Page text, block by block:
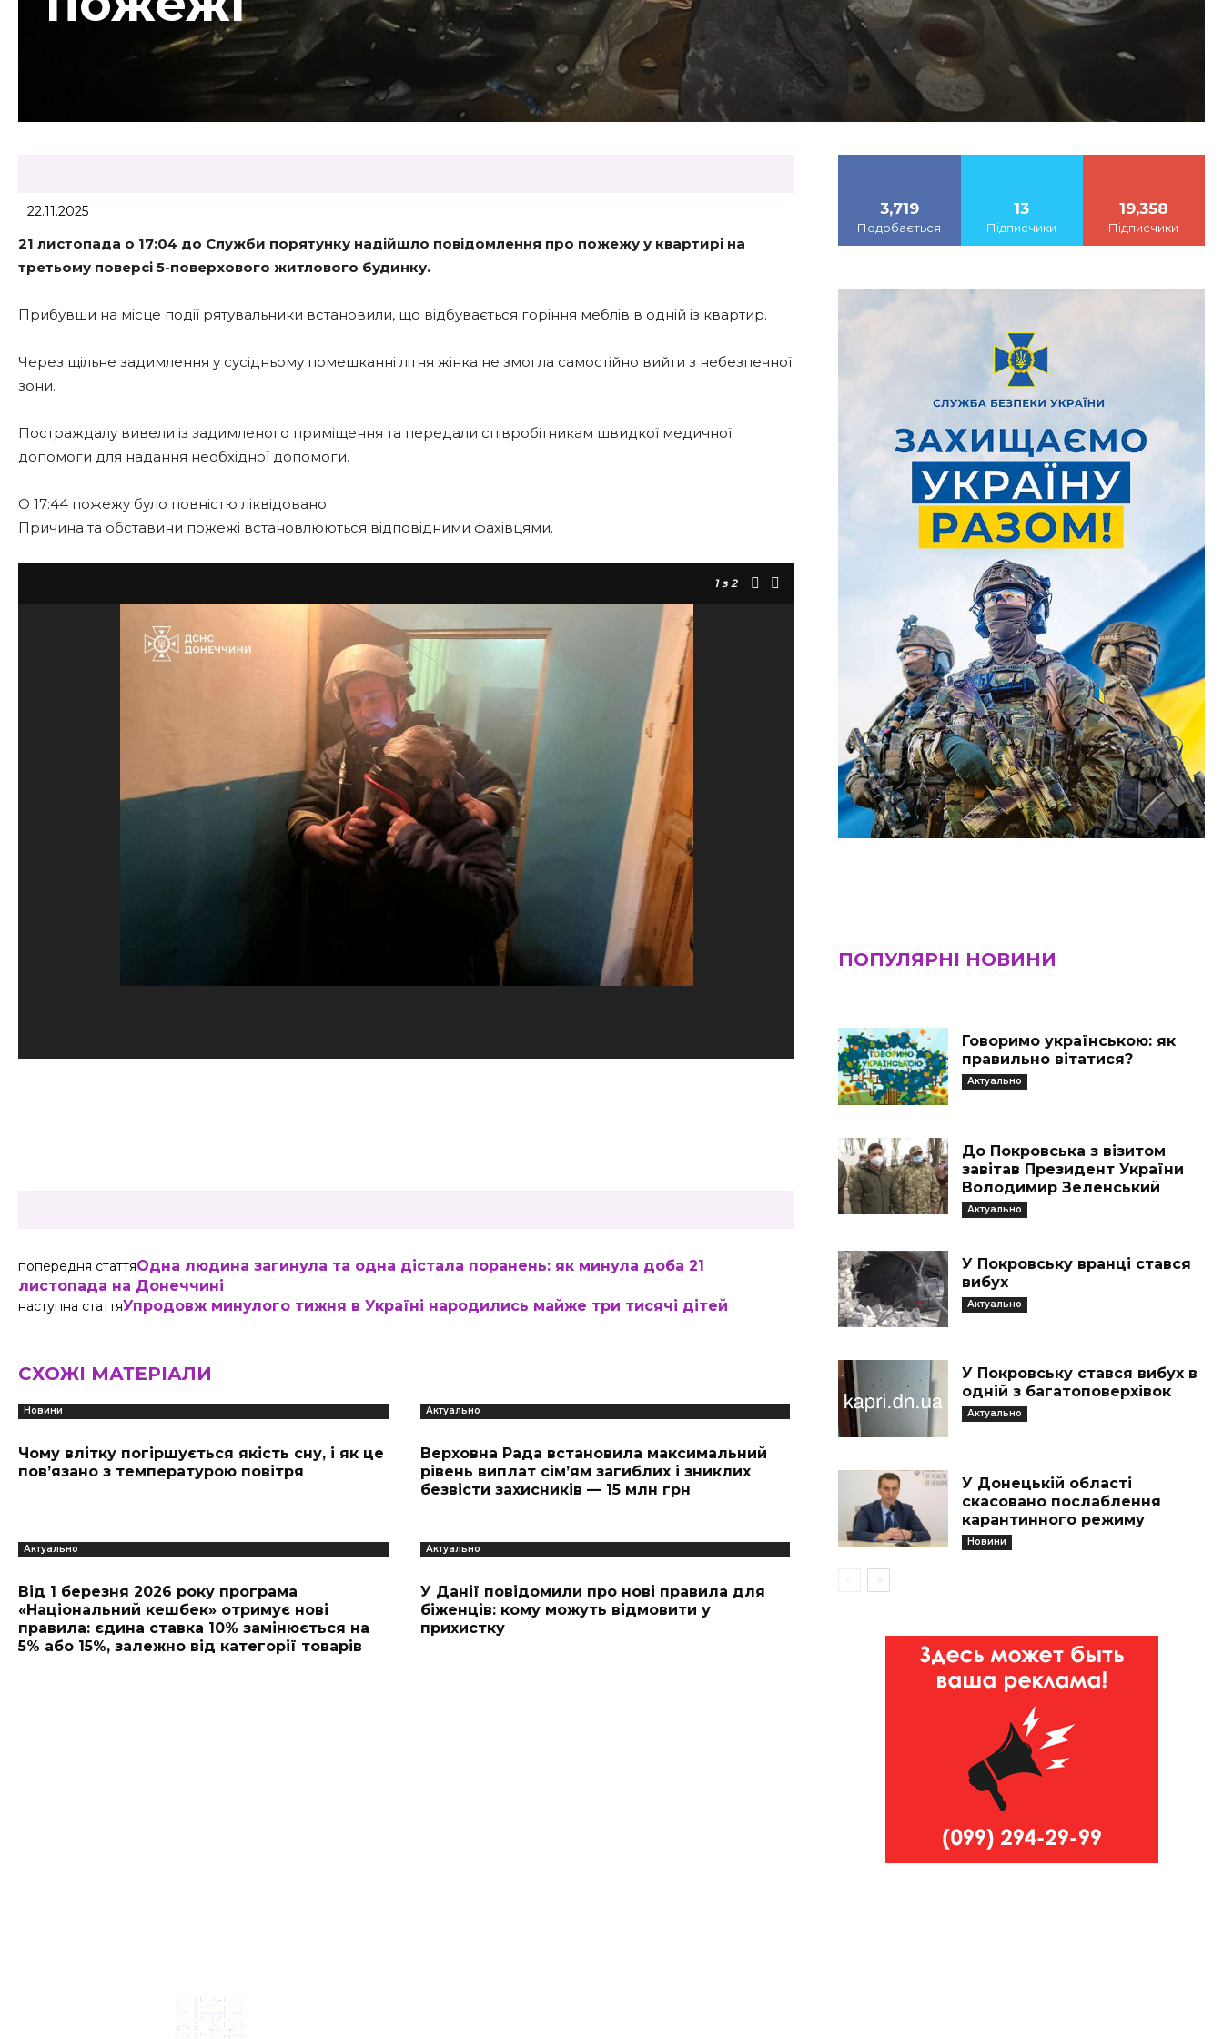
22.11.2025
21 листопада о 17:04 до Служби порятунку надійшло повідомлення про пожежу у квартирі на
третьому поверсі 5-поверхового житлового будинку.
Прибувши на місце події рятувальники встановили, що відбувається горіння меблів в одній із квартир.
Через щільне задимлення у сусідньому помешканні літня жінка не змогла самостійно вийти з небезпечної
зони.
Постраждалу вивели із задимленого приміщення та передали співробітникам швидкої медичної
допомоги для надання необхідної допомоги.
О 17:44 пожежу було повністю ліквідовано.
Причина та обставини пожежі встановлюються відповідними фахівцями.
1з 2
попередня статтяОдна людина загинула та одна дістала поранень: як минула доба 21
листопада на Донеччині
наступна статтяУпродовж минулого тижня в Україні народились майже три тисячі дітей
СХОЖІ МАТЕРІАЛИ
Новини
Чому влітку погіршується якість сну, і як це
пов’язано з температурою повітря
Актуально
Верховна Рада встановила максимальний
рівень виплат сім’ям загиблих і зниклих
безвісти захисників — 15 млн грн
Актуально
Від 1 березня 2026 року програма
«Національний кешбек» отримує нові
правила: єдина ставка 10% замінюється на
5% або 15%, залежно від категорії товарів
Актуально
У Данії повідомили про нові правила для
біженців: кому можуть відмовити у
прихистку
3,719
Подобається
13
Підписчики
19,358
Підписчики
ПОПУЛЯРНІ НОВИНИ
Говоримо українською: як
правильно вітатися?
Актуально
До Покровська з візитом
завітав Президент України
Володимир Зеленський
Актуально
У Покровську вранці стався
вибух
Актуально
У Покровську стався вибух в
одній з багатоповерхівок
Актуально
У Донецькій області
скасовано послаблення
карантинного режиму
Новини